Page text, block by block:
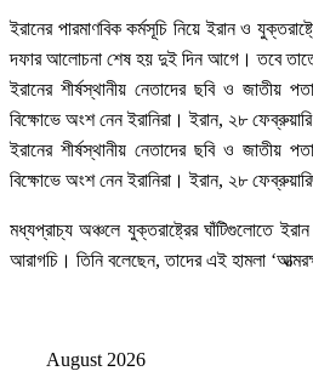
ইরানের পারমাণবিক কর্মসূচি নিয়ে ইরান ও
দফার আলোচনা শেষ হয় দুই দিন আগে। তবে
ইরানের শীর্ষস্থানীয় নেতাদের ছবি ও জাতীয়
বিক্ষোভে অংশ নেন ইরানিরা। ইরান, ২৮ ফেব্রুয়ারি
ইরানের শীর্ষস্থানীয় নেতাদের ছবি ও জাতীয়
বিক্ষোভে অংশ নেন ইরানিরা। ইরান, ২৮
মধ্যপ্রাচ্য অঞ্চলে যুক্তরাষ্ট্রের ঘাঁটিগুলোতে
আরাগচি। তিনি বলেছেন, তাদের এই হামলা
August 2026